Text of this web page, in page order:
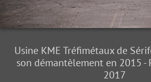
Usine KME Tréfimétaux de
son démantèlement en 2015 -
2017